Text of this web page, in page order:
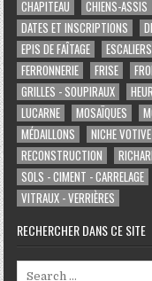
CHAPITEAU
CHIENS-ASSIS
DATES ET INSCRIPTIONS
EPIS DE FAÎTAGE
ESCALIERS
FERRONNERIE
FRISE
GRILLES - SOUPIRAUX
LUCARNE
MOSAÏQUES
MÉDAILLONS
NICHE VOTIVE
RECONSTRUCTION
SOLS - CIMENT - CARRELAGE
VITRAUX - VERRIÈRES
RECHERCHER DANS CE SITE